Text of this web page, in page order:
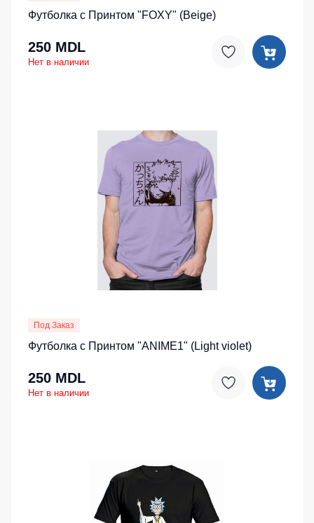
Футболка с Принтом "FOXY" (Beige)
250 MDL
Нет в наличии
Под Заказ
Футболка с Принтом "ANIME1" (Light violet)
250 MDL
Нет в наличии